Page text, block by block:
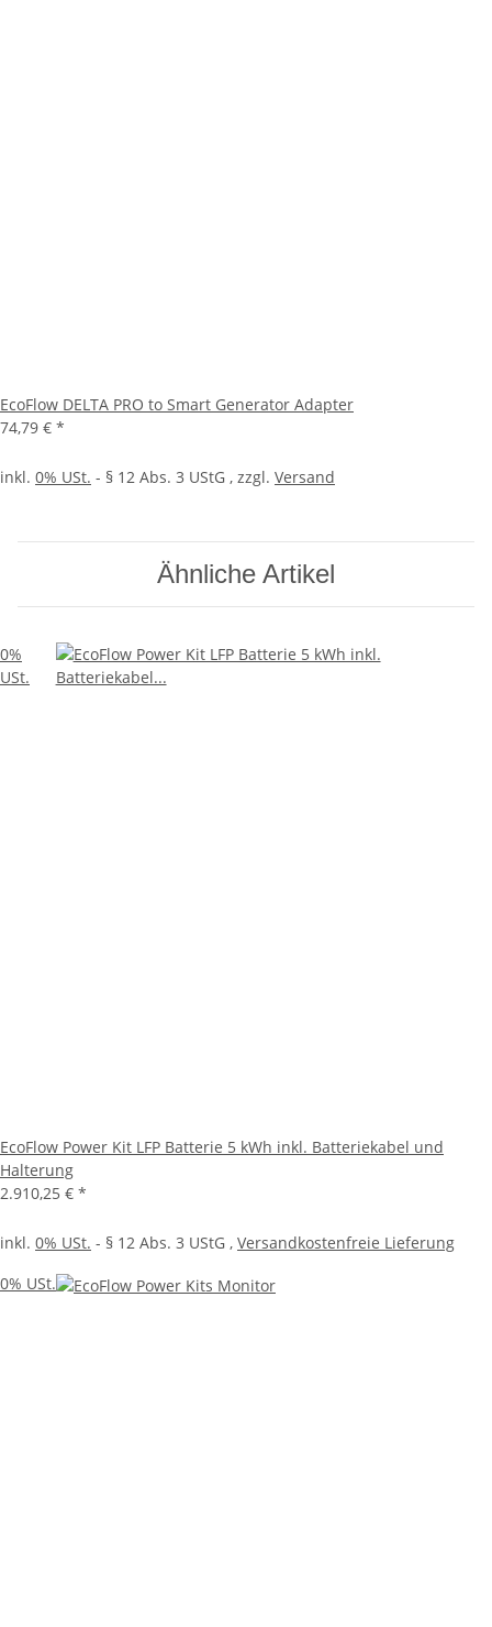
EcoFlow DELTA PRO to Smart Generator Adapter
74,79 € *
inkl. 0% USt. - § 12 Abs. 3 UStG , zzgl. Versand
Ähnliche Artikel
0%
USt.
EcoFlow Power Kit LFP Batterie 5 kWh inkl. Batteriekabel und
Halterung
2.910,25 € *
inkl. 0% USt. - § 12 Abs. 3 UStG , Versandkostenfreie Lieferung
0% USt.